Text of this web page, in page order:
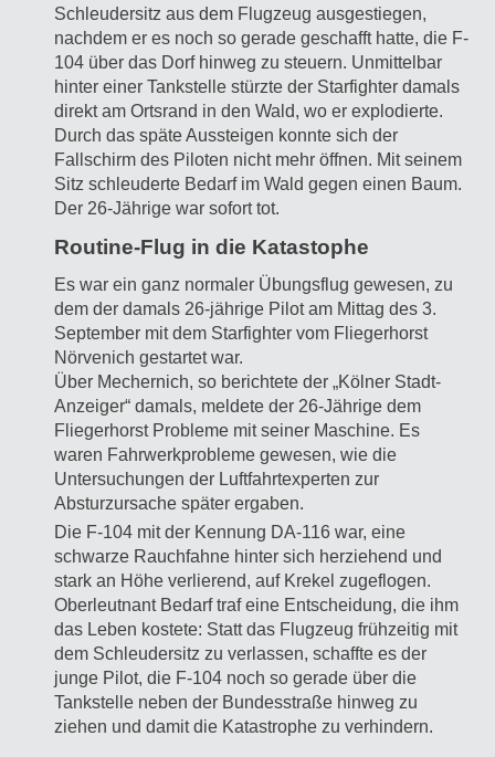
Schleudersitz aus dem Flugzeug ausgestiegen,
nachdem er es noch so gerade geschafft hatte, die F-
104 über das Dorf hinweg zu steuern. Unmittelbar
hinter einer Tankstelle stürzte der Starfighter damals
direkt am Ortsrand in den Wald, wo er explodierte.
Durch das späte Aussteigen konnte sich der
Fallschirm des Piloten nicht mehr öffnen. Mit seinem
Sitz schleuderte Bedarf im Wald gegen einen Baum.
Der 26-Jährige war sofort tot.
Routine-Flug in die Katastophe
Es war ein ganz normaler Übungsflug gewesen, zu
dem der damals 26-jährige Pilot am Mittag des 3.
September mit dem Starfighter vom Fliegerhorst
Nörvenich gestartet war.
Über Mechernich, so berichtete der „Kölner Stadt-
Anzeiger“ damals, meldete der 26-Jährige dem
Fliegerhorst Probleme mit seiner Maschine. Es
waren Fahrwerkprobleme gewesen, wie die
Untersuchungen der Luftfahrtexperten zur
Absturzursache später ergaben.
Die F-104 mit der Kennung DA-116 war, eine
schwarze Rauchfahne hinter sich herziehend und
stark an Höhe verlierend, auf Krekel zugeflogen.
Oberleutnant Bedarf traf eine Entscheidung, die ihm
das Leben kostete: Statt das Flugzeug frühzeitig mit
dem Schleudersitz zu verlassen, schaffte es der
junge Pilot, die F-104 noch so gerade über die
Tankstelle neben der Bundesstraße hinweg zu
ziehen und damit die Katastrophe zu verhindern.